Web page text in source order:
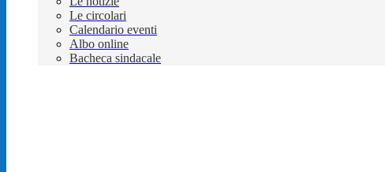
Le circolari
Calendario eventi
Albo online
Bacheca sindacale